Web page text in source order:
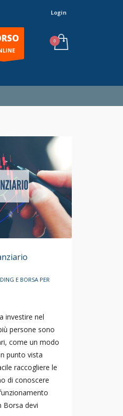
Login
E BORSA PER
investire nel
persone sono
come un modo
punto vista
raccogliere le
di conoscere
Borsa devi